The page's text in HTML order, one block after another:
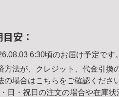
安：
6:30頃のお届け予定です。
方法が、クレジット、代金引換
の場合はこちら をご確認くださ
日・祝日の注文の場合や在庫